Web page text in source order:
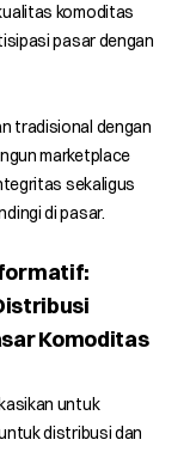
komoditas
pasar dengan
tradisional dengan
marketplace
sekaligus
di pasar.
Komoditas
untuk
distribusi dan